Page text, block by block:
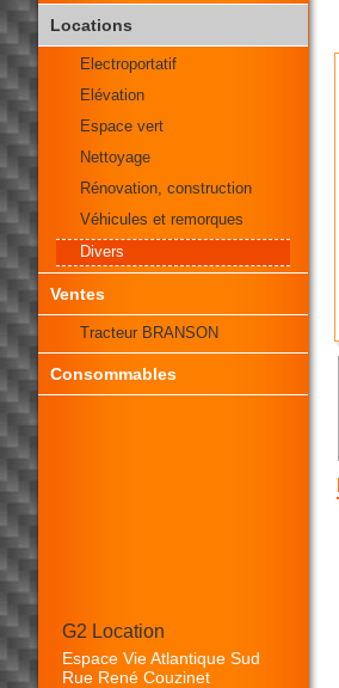
Locations
Electroportatif
Elévation
Espace vert
Nettoyage
Rénovation, construction
Véhicules et remorques
Divers
Ventes
Tracteur BRANSON
Consommables
G2 Location
Espace Vie Atlantique Sud
Rue René Couzinet